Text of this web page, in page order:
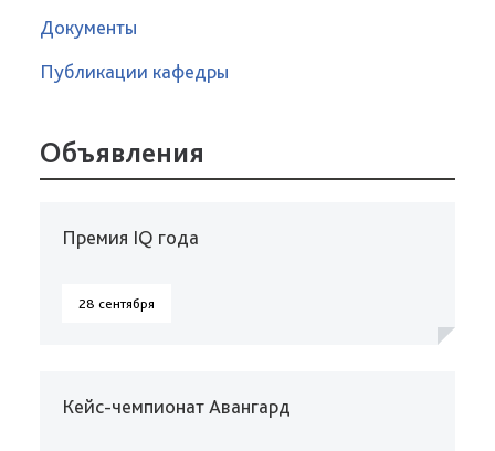
Документы
Публикации кафедры
Объявления
Премия IQ года
28 сентября
Кейс-чемпионат Авангард